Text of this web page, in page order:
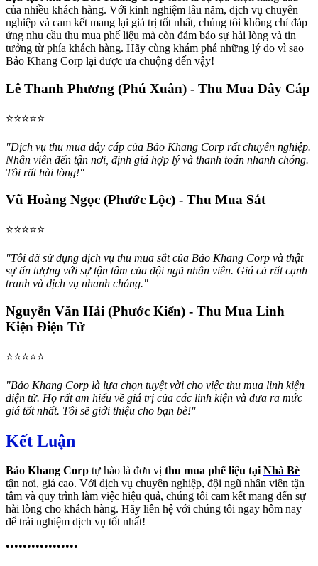
của nhiều khách hàng. Với kinh nghiệm lâu năm, dịch vụ chuyên
nghiệp và cam kết mang lại giá trị tốt nhất, chúng tôi không chỉ đáp
ứng nhu cầu thu mua phế liệu mà còn đảm bảo sự hài lòng và tin
tưởng từ phía khách hàng. Hãy cùng khám phá những lý do vì sao
Bảo Khang Corp lại được ưa chuộng đến vậy!
Lê Thanh Phương (Phú Xuân) - Thu Mua Dây Cáp
⭐⭐⭐⭐⭐
"Dịch vụ thu mua dây cáp của Bảo Khang Corp rất chuyên nghiệp.
Nhân viên đến tận nơi, định giá hợp lý và thanh toán nhanh chóng.
Tôi rất hài lòng!"
Vũ Hoàng Ngọc (Phước Lộc) - Thu Mua Sắt
⭐⭐⭐⭐⭐
"Tôi đã sử dụng dịch vụ thu mua sắt của Bảo Khang Corp và thật
sự ấn tượng với sự tận tâm của đội ngũ nhân viên. Giá cả rất cạnh
tranh và dịch vụ nhanh chóng."
Nguyễn Văn Hải (Phước Kiển) - Thu Mua Linh
Kiện Điện Tử
⭐⭐⭐⭐⭐
"Bảo Khang Corp là lựa chọn tuyệt vời cho việc thu mua linh kiện
điện tử. Họ rất am hiểu về giá trị của các linh kiện và đưa ra mức
giá tốt nhất. Tôi sẽ giới thiệu cho bạn bè!"
Kết Luận
Bảo Khang Corp tự hào là đơn vị thu mua phế liệu tạiNhà Bè
tận nơi, giá cao. Với dịch vụ chuyên nghiệp, đội ngũ nhân viên tận
tâm và quy trình làm việc hiệu quả, chúng tôi cam kết mang đến sự
hài lòng cho khách hàng. Hãy liên hệ với chúng tôi ngay hôm nay
để trải nghiệm dịch vụ tốt nhất!
•••••••••••••••••